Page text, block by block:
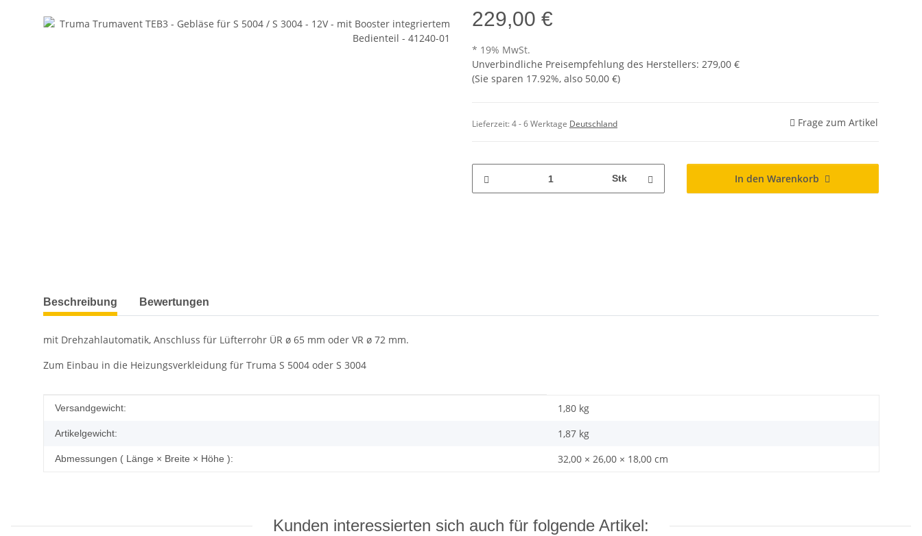
229,00 €
* 19% MwSt.
Unverbindliche Preisempfehlung des Herstellers: 279,00 €
(Sie sparen 17.92%, also 50,00 €)
Lieferzeit:4 - 6 Werktage Deutschland Frage zum Artikel
Stk In den Warenkorb
weitere Registerkarten anzeigen
Beschreibung Bewertungen
mit Drehzahlautomatik, Anschluss für Lüfterrohr ÜR ø 65 mm oder VR ø 72 mm.
Zum Einbau in die Heizungsverkleidung für Truma S 5004 oder S 3004
Produkteigenschaft
Wert
Versandgewicht: 1,80 kg
Artikelgewicht: 1,87 kg
Abmessungen ( Länge × Breite × Höhe ): 32,00 × 26,00 × 18,00 cm
Kunden interessierten sich auch für folgende Artikel: